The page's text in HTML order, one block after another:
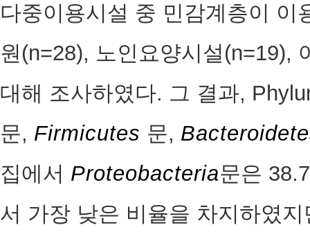
다중이용시설 중 민감계층이 이
원(n=28), 노인요양시설(n=19),
대해 조사하였다. 그 결과,
문, Firmicutes 문,
집에서 Proteobacteria문은
서 가장 낮은 비율을 차지하였